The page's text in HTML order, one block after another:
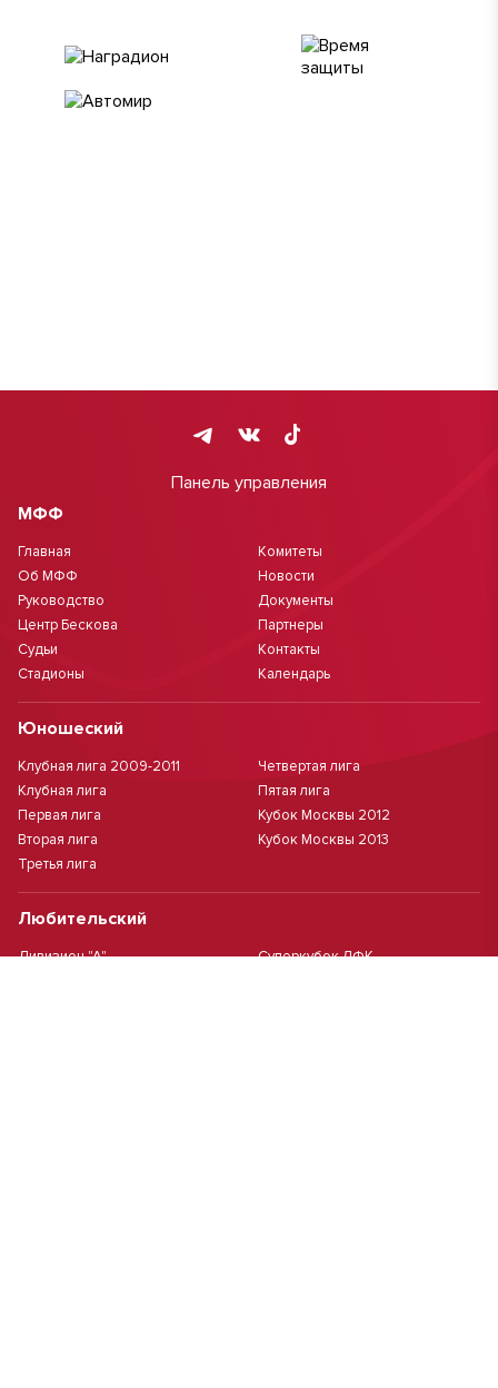
Панель управления
МФФ
Главная
Об МФФ
Руководство
Центр Бескова
Судьи
Стадионы
Комитеты
Новости
Документы
Партнеры
Контакты
Календарь
Юношеский
Клубная лига 2009-2011
Клубная лига
Первая лига
Вторая лига
Третья лига
Четвертая лига
Пятая лига
Кубок Москвы 2012
Кубок Москвы 2013
Любительский
Дивизион "А"
Суперкубок ЛФК